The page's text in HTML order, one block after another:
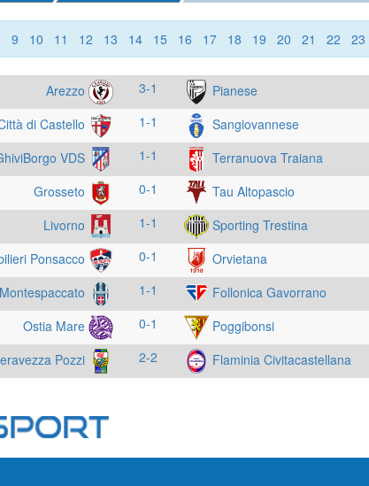
9 10 11 12 13 14 15 16 17 18 19 20 21 22 23
Arezzo 3-1 Pianese
di Castello 1-1 Sangiovannese
VDS 1-1 Terranuova Traiana
Grosseto 0-1 Tau Altopascio
Livorno 1-1 Sporting Trestina
Ponsacco 0-1 Orvietana
Montespaccato 1-1 Follonica Gavorrano
Ostia Mare 0-1 Poggibonsi
Pozzi 2-2 Flaminia Civitacastellana